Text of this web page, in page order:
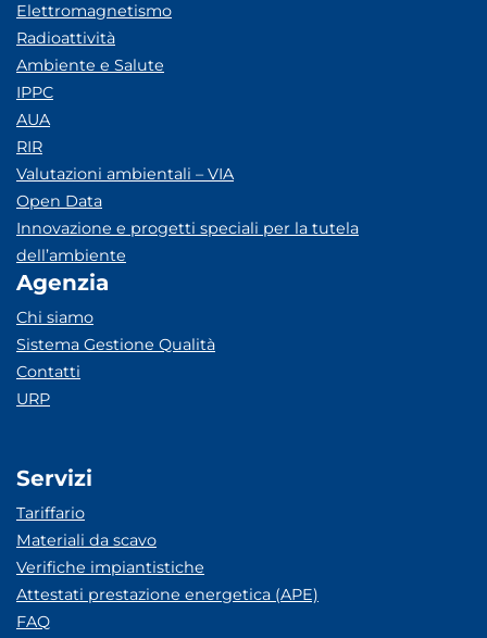
Elettromagnetismo
Radioattività
Ambiente e Salute
IPPC
AUA
RIR
Valutazioni ambientali – VIA
Open Data
Innovazione e progetti speciali per la tutela
dell’ambiente
Agenzia
Chi siamo
Sistema Gestione Qualità
Contatti
URP
Servizi
Tariffario
Materiali da scavo
Verifiche impiantistiche
Attestati prestazione energetica (APE)
FAQ